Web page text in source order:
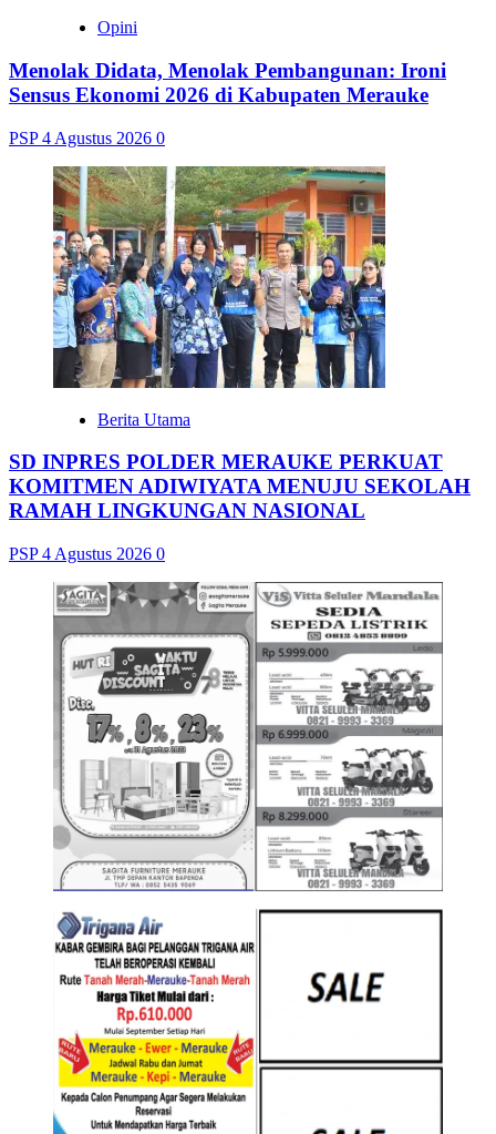
Opini
Menolak Didata, Menolak Pembangunan: Ironi
Sensus Ekonomi 2026 di Kabupaten Merauke
PSP4 Agustus 2026 0
Berita Utama
SD INPRES POLDER MERAUKE PERKUAT
KOMITMEN ADIWIYATA MENUJU SEKOLAH
RAMAH LINGKUNGAN NASIONAL
PSP4 Agustus 2026 0